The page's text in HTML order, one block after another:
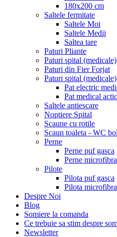
180x200 cm
Saltele fermitate
Saltele Moi
Saltele Medii
Saltea tare
Paturi Pliante
Paturi spital (medicale)
Paturi din Fier Forjat
Paturi spital (medicale)
Pat electric
Pat medical
Saltele antiescare
Noptiere Spital
Scaune cu rotile
Scaun toaleta - WC
Perne
Perne puf gasca
Perne microfibra
Pilote
Pilota puf gasca
Pilota microfibra
Despre Noi
Blog
Somiere la comanda
Ce trebuie sa stim despre
Newsletter